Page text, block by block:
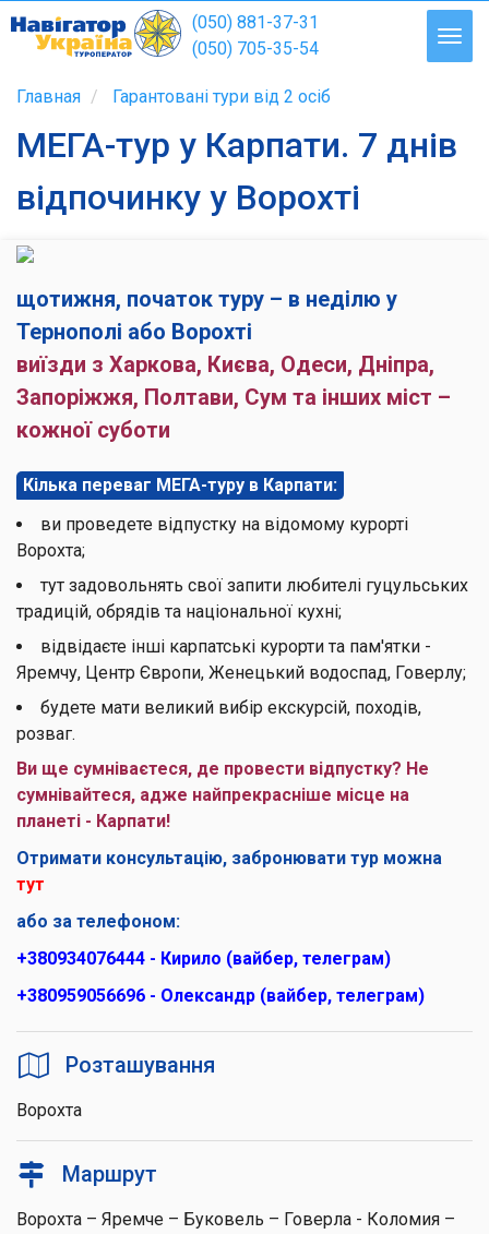
(050) 881-37-31
(050) 705-35-54
Главная Гарантовані тури від 2 осіб
МЕГА-тур у Карпати. 7 днів
відпочинку у Ворохті
щотижня, початок туру – в неділю у
Тернополі або Ворохті
виїзди з Харкова, Києва, Одеси, Дніпра,
Запоріжжя, Полтави, Сум та інших міст –
кожної суботи
Кілька переваг МЕГА-туру в Карпати:
ви проведете відпустку на відомому курорті
Ворохта;
тут задовольнять свої запити любителі гуцульських
традицій, обрядів та національної кухні;
відвідаєте інші карпатські курорти та пам'ятки -
Яремчу, Центр Європи, Женецький водоспад, Говерлу;
будете мати великий вибір екскурсій, походів,
розваг.
Ви ще сумніваєтеся, де провести відпустку? Не
сумнівайтеся, адже найпрекрасніше місце на
планеті - Карпати!
Отримати консультацію, забронювати тур можна
тут
або за телефоном:
+380934076444 - Кирило (вайбер, телеграм)
+380959056696 - Олександр (вайбер, телеграм)
Розташування
Ворохта
Маршрут
Ворохта – Яремче – Буковель – Говерла - Коломия –